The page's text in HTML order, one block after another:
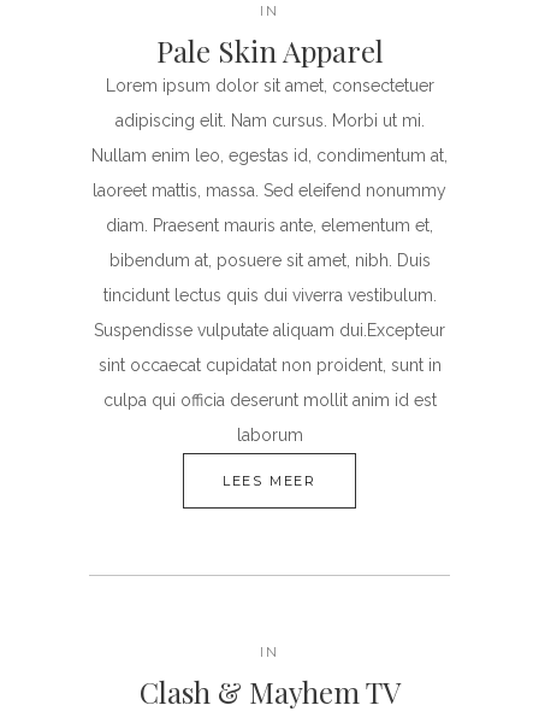
IN
Pale Skin Apparel
Lorem ipsum dolor sit amet, consectetuer
adipiscing elit. Nam cursus. Morbi ut mi.
Nullam enim leo, egestas id, condimentum at,
laoreet mattis, massa. Sed eleifend nonummy
diam. Praesent mauris ante, elementum et,
bibendum at, posuere sit amet, nibh. Duis
tincidunt lectus quis dui viverra vestibulum.
Suspendisse vulputate aliquam dui.Excepteur
sint occaecat cupidatat non proident, sunt in
culpa qui officia deserunt mollit anim id est
laborum
LEES MEER
IN
Clash & Mayhem TV